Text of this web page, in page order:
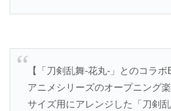
【「刀剣乱舞-花丸-」とのコラボ
アニメシリーズのオープニング
サイズ用にアレンジした「刀剣